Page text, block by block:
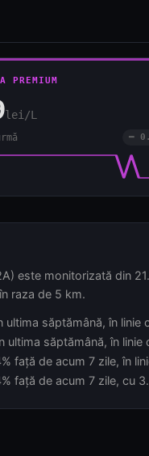
PREMIUM
lei/L
━
este monitorizată
raza de 5 km.
ultima săptămână, în linie
ultima săptămână, în linie
față de acum 7 zile, în
față de acum 7 zile, cu